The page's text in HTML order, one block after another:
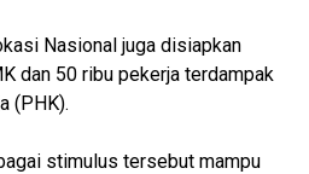
Nasional juga disiapkan
dan 50 ribu pekerja terdampak
(PHK).
stimulus tersebut mampu